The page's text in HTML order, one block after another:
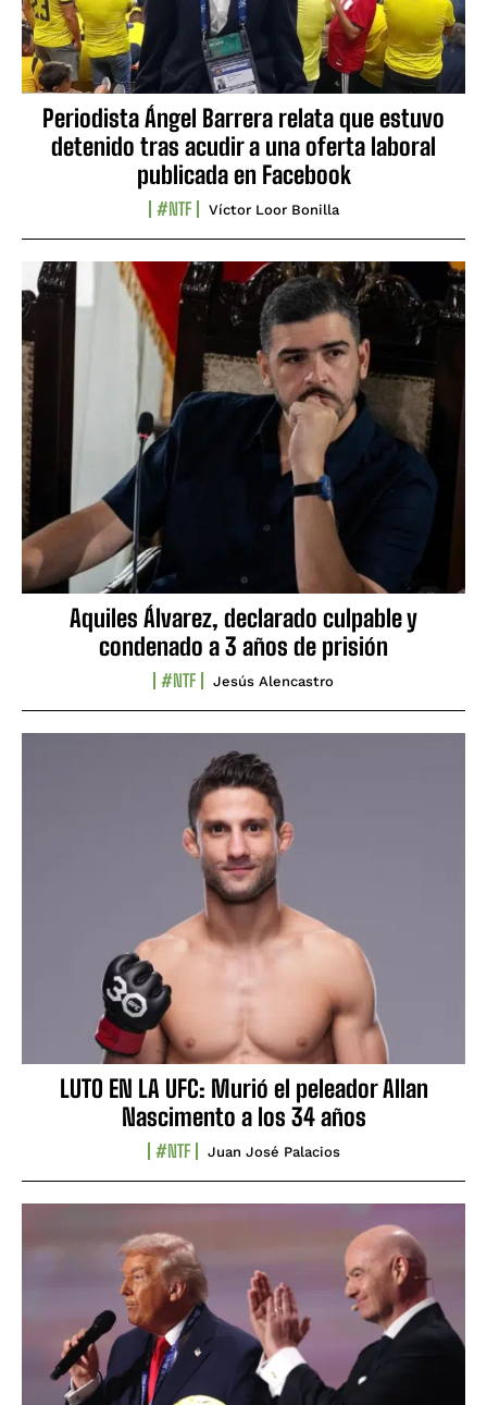
Periodista Ángel Barrera relata que estuvo
detenido tras acudir a una oferta laboral
publicada en Facebook
#NTF Víctor Loor Bonilla
Aquiles Álvarez, declarado culpable y
condenado a 3 años de prisión
#NTF Jesús Alencastro
LUTO EN LA UFC: Murió el peleador Allan
Nascimento a los 34 años
#NTF Juan José Palacios